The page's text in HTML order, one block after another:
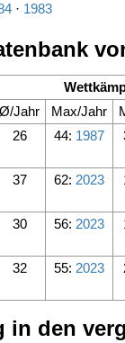
· 1983
Ø/Jahr Max/Jahr
26 44: 1987
37 62: 2023
30 56: 2023
32 55: 2023
in den